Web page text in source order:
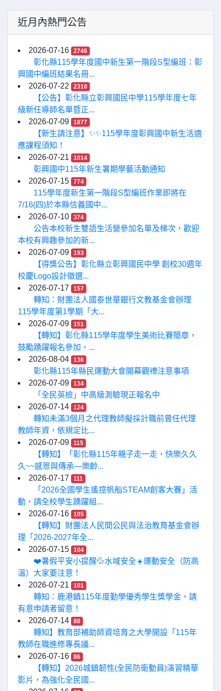
近月內熱門公告
2026-07-16 2746
彰化縣115學年度國中新生第一階段S型編班：彰
興國中編班結果名冊...
2026-07-22
2310
【公告】彰化縣立彰興國民中學115學年度七年
級新任導師名單暨正...
2026-07-09
1877
【新生請注意】✨✨115學年度彰興國中新生活適
應課程須知！
2026-07-21
1014
彰興國中115年新生暑期學藝活動通知
2026-07-15
774
115學年度新生第一階段S型編班作業即將在
7/16(四)於本縣信義國中...
2026-07-10
374
公告本校新生雙語生活營參加名單及梯次，歡迎
本校有興趣參加的新...
2026-07-09
193
【得獎公告】彰化縣立彰興國民中學 創校30週年
校慶Logo設計徵選...
2026-07-17
157
轉知：財團法人國泰世華銀行文教基金會辦理
115學年度第1學期「大...
2026-07-09
151
【轉知】彰化縣115學年度學生美術比賽簡章，
鼓勵踴躍報名參加，...
2026-08-04
136
彰化縣115年縣民運動大會開幕觀禮注意事項
2026-07-09
134
「全民英檢」中高級測驗現正報名中
2026-07-14
124
轉知未滿3個月之代理教師擬採計職前曾任代理
教師年資，依規定比...
2026-07-09
115
【轉知】「彰化縣115年親子走一走，快樂久久
久~~感恩與傳承—樂齡...
2026-07-17
111
「2026全國學生遙控帆船STEAM創客大賽」活
動，請全校學生踴躍組...
2026-07-16
105
【轉知】財團法人民間公民與法治教育基金會辦
理「2026-2027年全...
2026-07-15
104
❤️暑假平安小提醒💦水域安全☀️運動安全（防高
溫）大家要注意！
2026-07-21
101
轉知：鹿港鎮115年度勤學優秀學生獎學金，請
有意申請者留意！
2026-07-14
88
轉知】教育部補助師資培育之大學開設「115年
教師在職進修專長議...
2026-07-16
86
【轉知】2026城鎮韌性(全民防衛動員)演習精華
影片，為強化全民國...